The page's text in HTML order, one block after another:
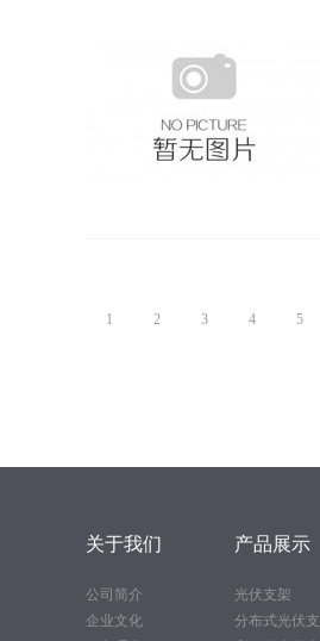
1
2 3 4 5
关于我们
公司简介
企业文化
产品展示
光伏支架
分布式光伏